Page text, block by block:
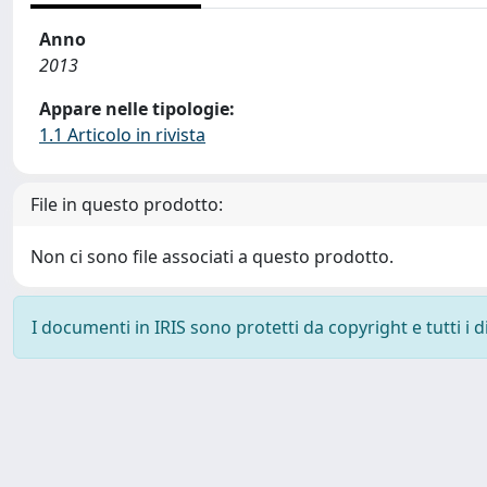
Anno
2013
Appare nelle tipologie:
1.1 Articolo in rivista
File in questo prodotto:
Non ci sono file associati a questo prodotto.
I documenti in IRIS sono protetti da copyright e tutti i